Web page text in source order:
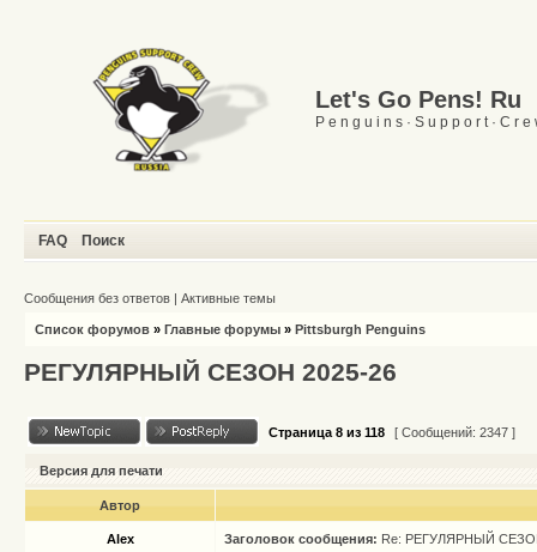
Let's Go Pens! Ru
P e n g u i n s · S u p p o r t · C r e
FAQ Поиск
Сообщения без ответов | Активные темы
Список форумов » Главные форумы » Pittsburgh Penguins
РЕГУЛЯРНЫЙ СЕЗОН 2025-26
Страница 8 из 118 [ Сообщений: 2347 ]
Версия для печати
Автор
Alex Заголовок сообщения: Re: РЕГУЛЯРНЫЙ